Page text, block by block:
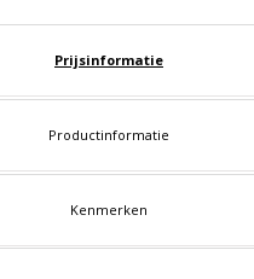
Prijsinformatie
Productinformatie
Kenmerken